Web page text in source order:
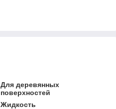
Для деревянных
поверхностей
Жидкость